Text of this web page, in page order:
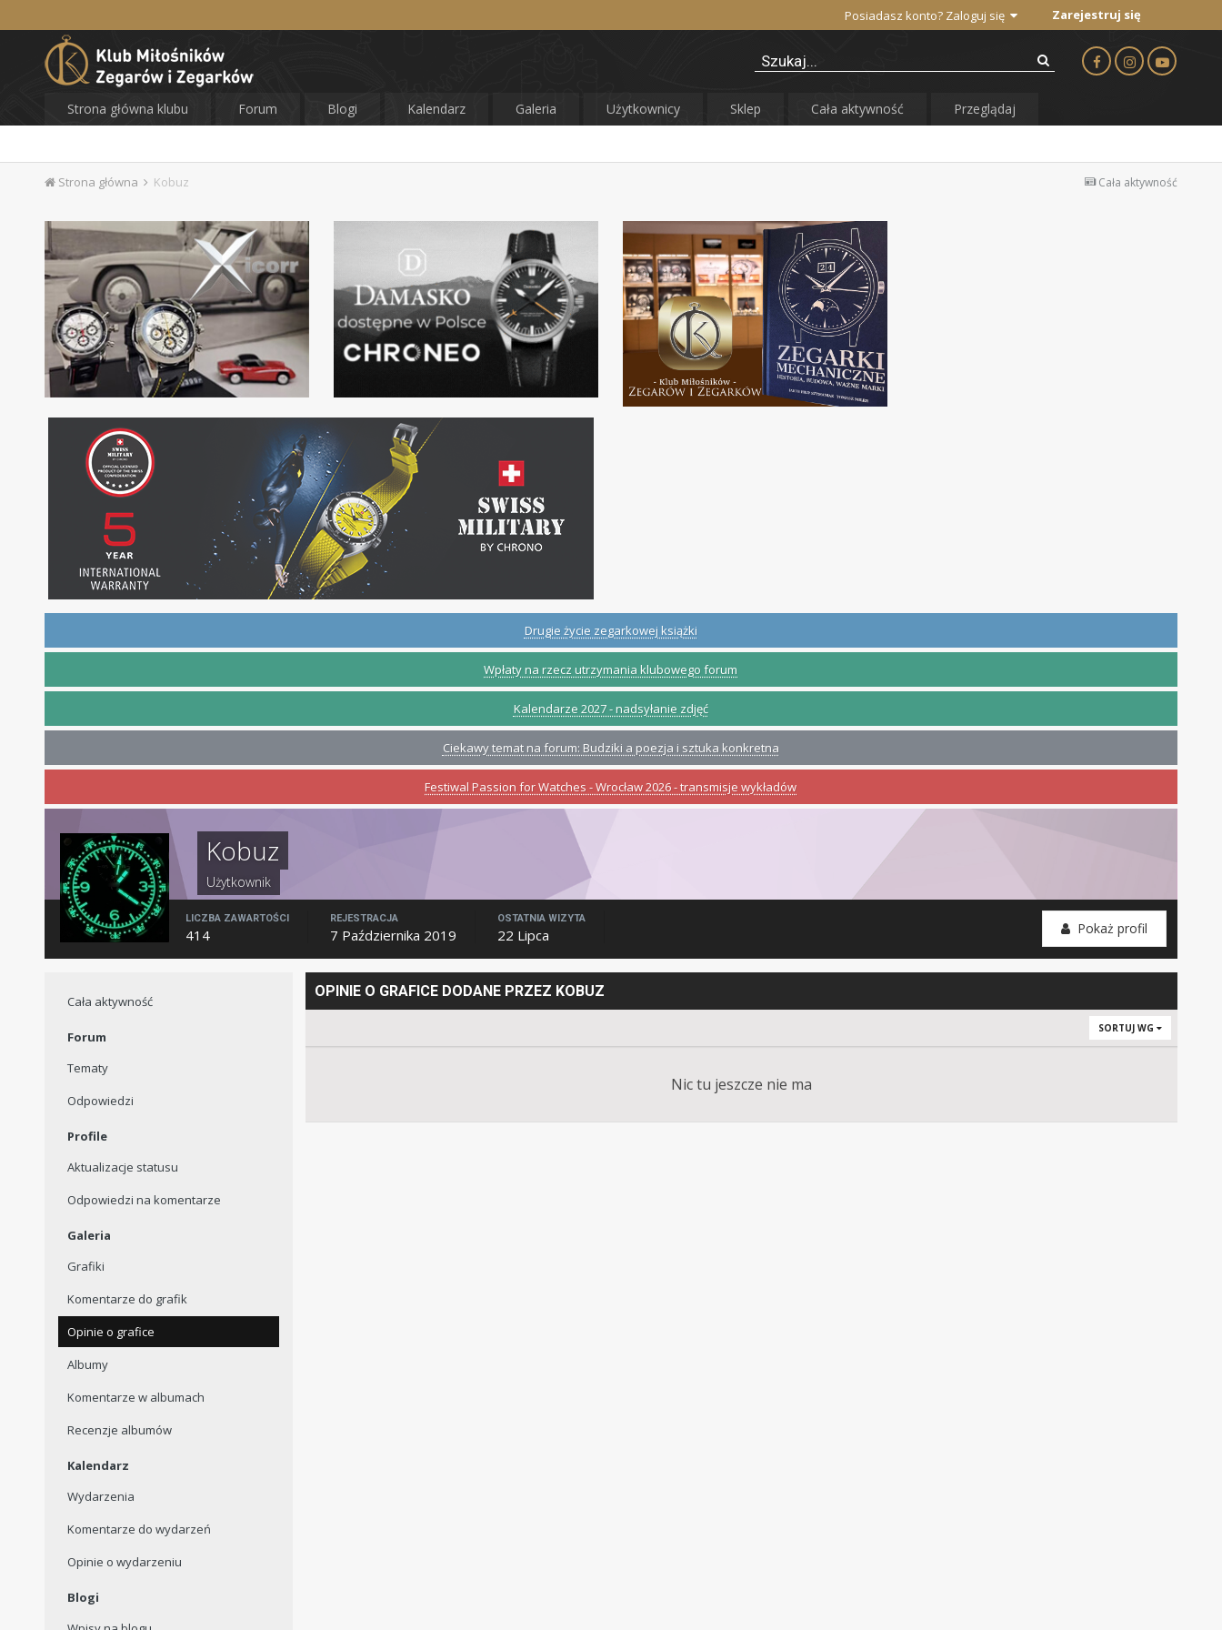
Posiadasz konto? Zaloguj się Zarejestruj się
Strona główna klubu Forum Blogi Kalendarz Galeria Użytkownicy Sklep Cała aktywność Przeglądaj
Cała aktywność
Strona główna Kobuz
Drugie życie zegarkowej książki
Wpłaty na rzecz utrzymania klubowego forum
Kalendarze 2027 - nadsyłanie zdjęć
Ciekawy temat na forum: Budziki a poezja i sztuka konkretna
Festiwal Passion for Watches - Wrocław 2026 - transmisje wykładów
Kobuz
Użytkownik
Pokaż profil
LICZBA ZAWARTOŚCI
414
REJESTRACJA
7 Października 2019
OSTATNIA WIZYTA
22 Lipca
Cała aktywność
Forum
Tematy
Odpowiedzi
Profile
Aktualizacje statusu
Odpowiedzi na komentarze
Galeria
Grafiki
Komentarze do grafik
Opinie o grafice
Albumy
Komentarze w albumach
Recenzje albumów
Kalendarz
Wydarzenia
Komentarze do wydarzeń
Opinie o wydarzeniu
Blogi
OPINIE O GRAFICE DODANE PRZEZ KOBUZ
SORTUJ WG
Nic tu jeszcze nie ma